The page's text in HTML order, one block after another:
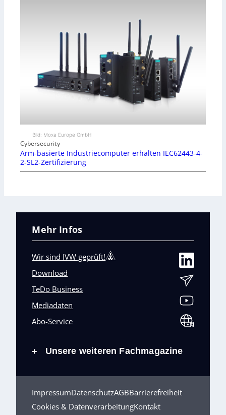
Bild: Moxa Europe GmbH
Cybersecurity
Arm-basierte Industriecomputer erhalten IEC62443-4-
2-SL2-Zertifizierung
Mehr Infos
Wir sind IVW geprüft!
Download
TeDo Business
Mediadaten
Abo-Service
+ Unsere weiteren Fachmagazine
ImpressumDatenschutzAGBBarrierefreiheit
Cookies & DatenverarbeitungKontakt